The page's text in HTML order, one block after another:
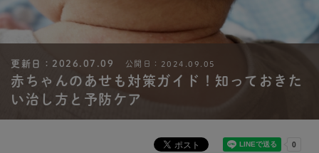
更新日： 2026.07.09 公開日： 2024.09.05
赤ちゃんのあせも対策ガイド！知っておきた
い治し方と予防ケア